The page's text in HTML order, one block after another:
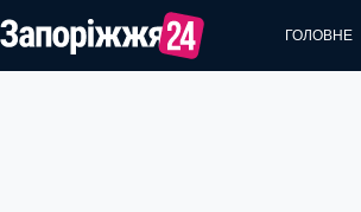
до
вмісту
ГОЛОВНЕ